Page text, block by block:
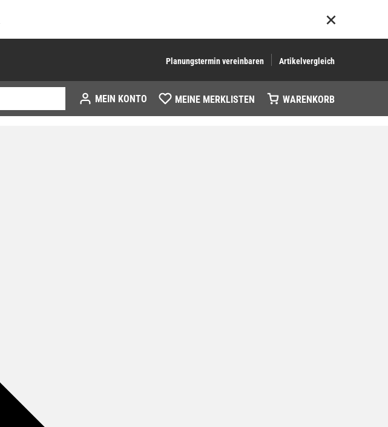
Planungstermin vereinbaren Artikelvergleich
MEIN KONTO MEINE MERKLISTEN WARENKORB